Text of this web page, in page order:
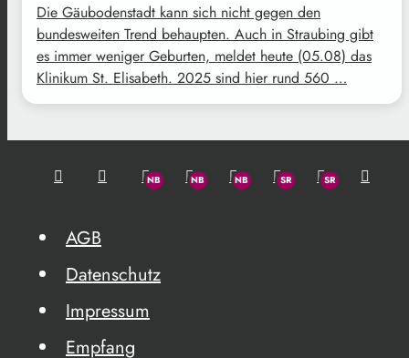
Die Gäubodenstadt kann sich nicht gegen den
bundesweiten Trend behaupten. Auch in Straubing gibt
es immer weniger Geburten, meldet heute (05.08) das
Klinikum St. Elisabeth. 2025 sind hier rund 560 …
AGB
Datenschutz
Impressum
Empfang